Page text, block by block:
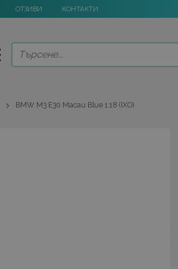
ОТЗИВИ КОНТАКТИ
BMW M3 E30 Macau Blue 1:18 (IXO)